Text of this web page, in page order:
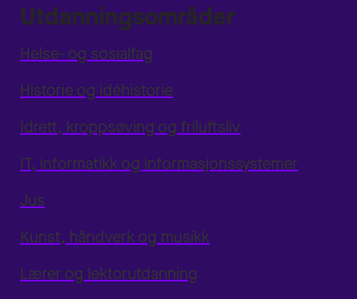
Utdanningsområder
Helse- og sosialfag
Historie og idéhistorie
Idrett, kroppsøving og friluftsliv
IT, informatikk og informasjonssystemer
Jus
Kunst, håndverk og musikk
Lærer og lektorutdanning